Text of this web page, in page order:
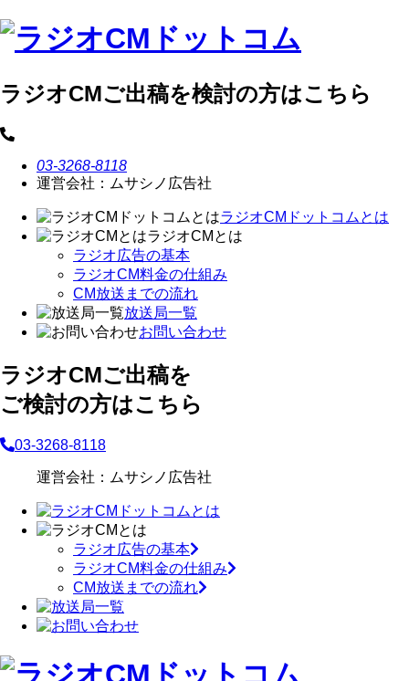
ラジオCMご出稿を検討の方はこちら
03-3268-8118
運営会社：ムサシノ広告社
ラジオCMドットコムとは
ラジオCMとは
ラジオ広告の基本
ラジオCM料金の仕組み
CM放送までの流れ
放送局一覧
お問い合わせ
ラジオCMご出稿を
ご検討の方はこちら
03-3268-8118
運営会社：ムサシノ広告社
ラジオ広告の基本
ラジオCM料金の仕組み
CM放送までの流れ